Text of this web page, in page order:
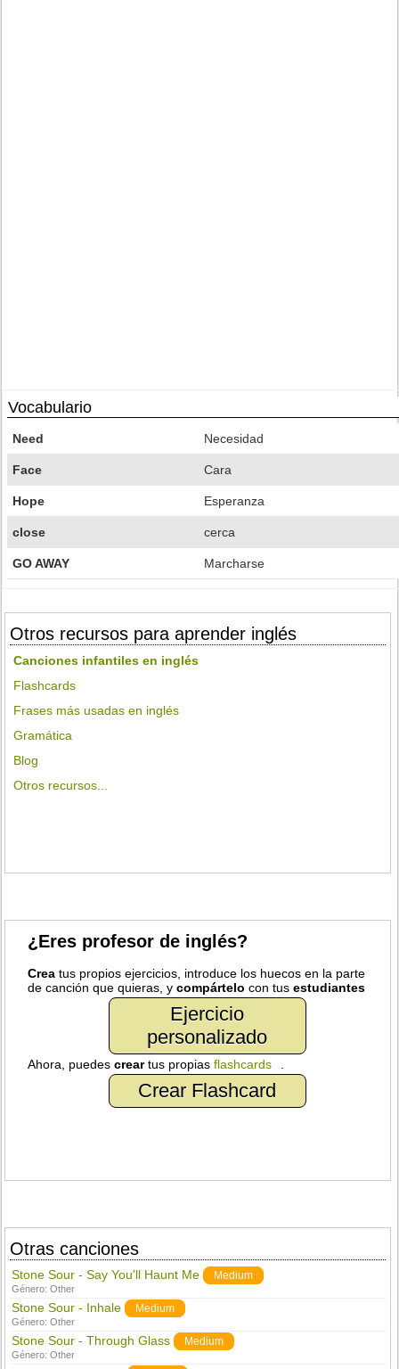
Vocabulario
Need Necesidad
Face Cara
Hope Esperanza
close cerca
GO AWAY Marcharse
Otros recursos para aprender inglés
Canciones infantiles en inglés
Flashcards
Frases más usadas en inglés
Gramática
Blog
Otros recursos...
¿Eres profesor de inglés?
Crea tus propios ejercicios, introduce los huecos en la parte
de canción que quieras, ycompártelo con tusestudiantes
Ejercicio
personalizado
Ahora, puedescreartus propiasflashcards
Crear Flashcard
Otras canciones
Stone Sour - Say You'll Haunt Me Medium
Género:Other
Stone Sour - Inhale Medium
Género:Other
Stone Sour - Through Glass Medium
Género:Other